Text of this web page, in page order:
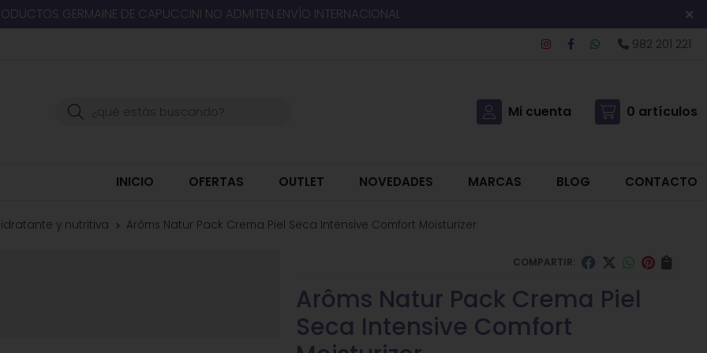
GERMAINE DE CAPUCCINI NO ADMITEN ENVÍO INTERNACIONAL
982 201 221
Buscar Mi cuenta 0 artículos
INICIO OFERTAS OUTLET NOVEDADES MARCAS BLOG CONTACTO
y nutritiva Arôms Natur Pack Crema Piel Seca Intensive Comfort Moisturizer
COMPARTIR:
Arôms Natur Pack Crema Piel
Seca Intensive Comfort